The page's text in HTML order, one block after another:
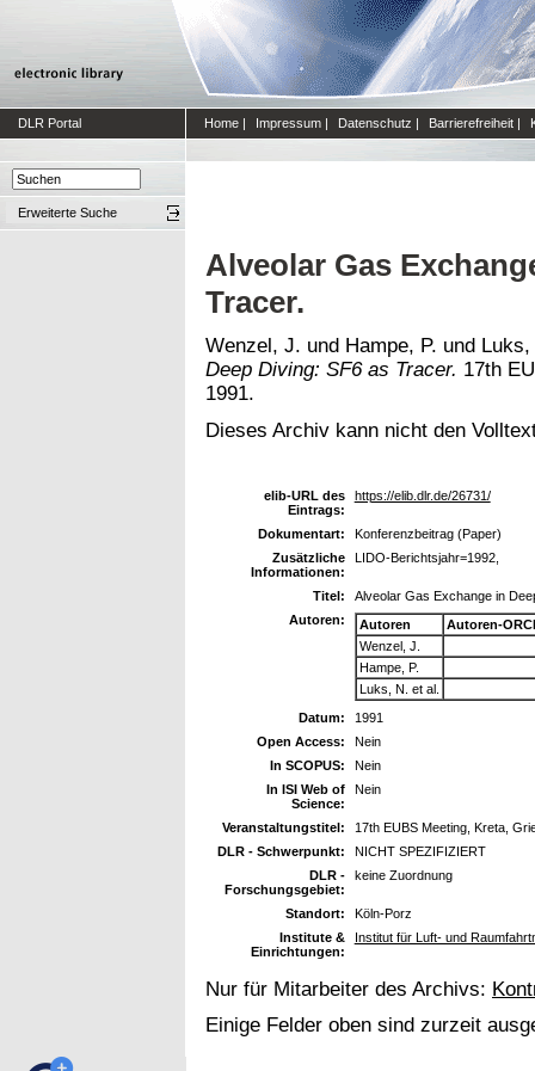
DLR Portal Home | Impressum | Datenschutz | Barrierefreiheit |
Erweiterte Suche
Alveolar Gas
Tracer.
Wenzel, J. und Hampe, P. und
Deep Diving: SF6 as Tracer. 17th
1991.
Dieses Archiv kann nicht den
elib-URL des
Eintrags:
https://elib.dlr.de/26731/
Dokumentart:
Konferenzbeitrag (Paper)
Zusätzliche
Informationen:
LIDO-Berichtsjahr=1992,
Titel:
Alveolar Gas Exchange in
Autoren:
Autoren
Autoren-
Wenzel, J.
Hampe, P.
Luks, N. et al.
Datum:
1991
Open Access:
Nein
In SCOPUS:
Nein
In ISI Web of
Science:
Nein
Veranstaltungstitel:
17th EUBS Meeting, Kreta,
DLR - Schwerpunkt:
NICHT SPEZIFIZIERT
DLR -
Forschungsgebiet:
keine Zuordnung
Standort:
Köln-Porz
Institute &
Einrichtungen:
Institut für Luft- und
Nur für Mitarbeiter des Archivs:
Einige Felder oben sind zurzeit